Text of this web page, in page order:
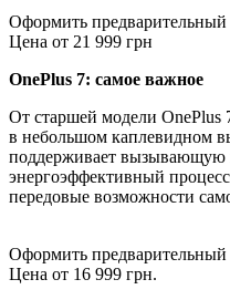
Оформить предварительный
Цена от 21 999 грн
OnePlus 7: самое важное
От старшей модели OnePlus
в небольшом каплевидном
поддерживает вызывающую
энергоэффективный
передовые возможности
Оформить предварительный
Цена от 16 999 грн.